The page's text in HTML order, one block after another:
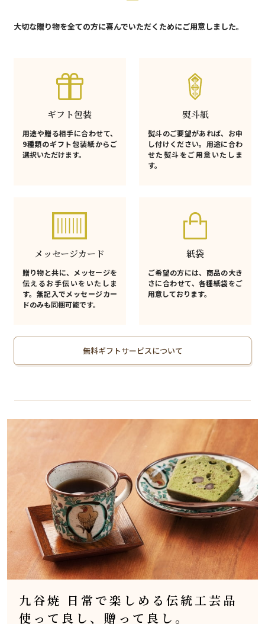
大切な贈り物を全ての方に喜んでいただくためにご用意しました。
ギフト包装
用途や贈る相手に合わせて、
9種類のギフト包装紙からご
選択いただけます。
熨斗紙
熨斗のご要望があれば、お申
し付けください。用途に合わ
せた熨斗をご用意いたしま
す。
メッセージカード
贈り物と共に、メッセージを
伝えるお手伝いをいたしま
す。無記入でメッセージカー
ドのみも同梱可能です。
紙袋
ご希望の方には、商品の大き
さに合わせて、各種紙袋をご
用意しております。
無料ギフトサービスについて
九谷焼 日常で楽しめる伝統工芸品
使って良し、贈って良し。